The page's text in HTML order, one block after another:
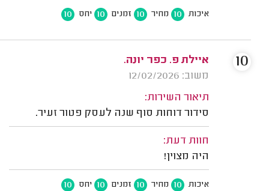
איכות 10 מחיר 10 זמנים 10 יחס 10
איילת פ. כפר יונה.
משוב: 12/02/2026
תיאור השירות:
סידור דוחות סוף שנה לעסק פטור זעיר.
חוות דעת:
היה מצוין!
איכות 10 מחיר 10 זמנים 10 יחס 10
10